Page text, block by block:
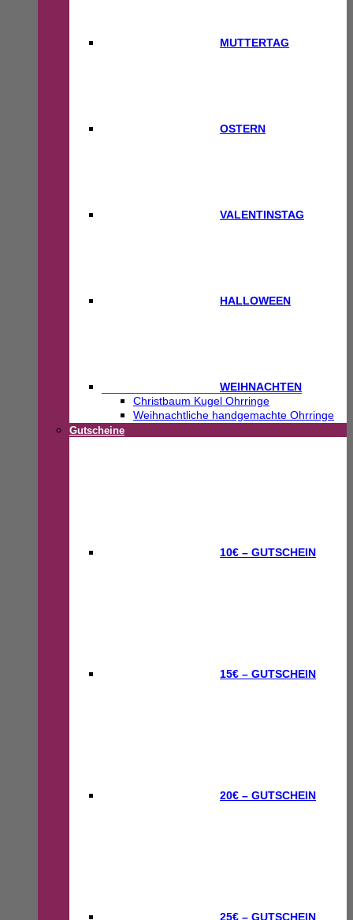
MUTTERTAG
OSTERN
VALENTINSTAG
HALLOWEEN
WEIHNACHTEN
Christbaum Kugel Ohrringe
Weihnachtliche handgemachte Ohrringe
Gutscheine
10€ – GUTSCHEIN
15€ – GUTSCHEIN
20€ – GUTSCHEIN
25€ – GUTSCHEIN